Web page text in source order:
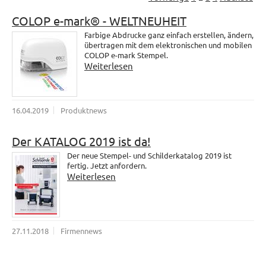
COLOP e-mark® - WELTNEUHEIT
Farbige Abdrucke ganz einfach erstellen, ändern,
übertragen mit dem elektronischen und mobilen
COLOP e-mark Stempel.
Weiterlesen
16.04.2019 Produktnews
Der KATALOG 2019 ist da!
Der neue Stempel- und Schilderkatalog 2019 ist
fertig. Jetzt anfordern.
Weiterlesen
27.11.2018 Firmennews